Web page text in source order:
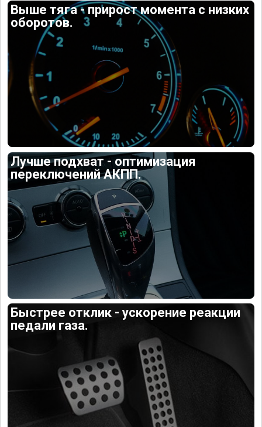
Выше тяга - прирост момента с низких
оборотов.
Лучше подхват - оптимизация
переключений АКПП.
Быстрее отклик - ускорение реакции
педали газа.